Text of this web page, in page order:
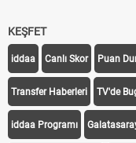
KEŞFET
iddaa Canlı Skor Puan
Transfer Haberleri TV'de
iddaa Programı